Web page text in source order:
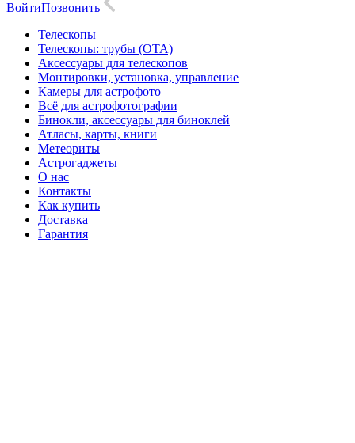
ВойтиПозвонить
Телескопы
Телескопы: трубы (OTA)
Аксессуары для телескопов
Монтировки, установка, управление
Камеры для астрофото
Всё для астрофотографии
Бинокли, аксессуары для биноклей
Атласы, карты, книги
Метеориты
Астрогаджеты
О нас
Контакты
Как купить
Доставка
Гарантия